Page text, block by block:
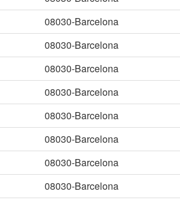
08030-Barcelona
08030-Barcelona
08030-Barcelona
08030-Barcelona
08030-Barcelona
08030-Barcelona
08030-Barcelona
08030-Barcelona